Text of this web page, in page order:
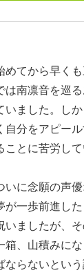
てから早くも
は南凛音を巡
いました。し
自分をアピー
とに苦労して
いに念願の声
が一歩前進し
いましたが、
箱、山積みに
ならないという